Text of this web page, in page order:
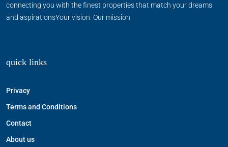
connecting you with the finest properties that match your dreams
and aspirationsYour vision. Our mission
quick links
Privacy
Terms and Conditions
Contact
About us